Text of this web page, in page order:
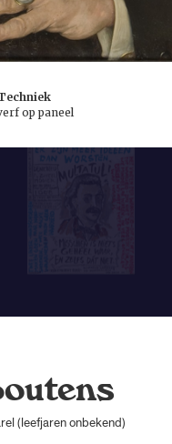
op paneel
(leefjaren onbekend)